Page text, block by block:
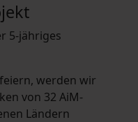
5-jähriges
werden wir
von 32 AiM-
Ländern